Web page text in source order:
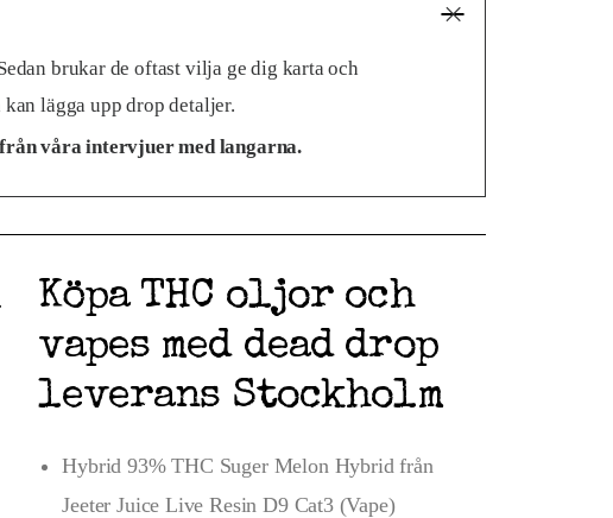
brukar de oftast vilja ge dig karta och
lägga upp drop detaljer.
våra intervjuer med langarna.
Köpa THC oljor och
vapes med dead drop
leverans Stockholm
Hybrid 93% THC Suger Melon Hybrid från
Jeeter Juice Live Resin D9 Cat3 (Vape)